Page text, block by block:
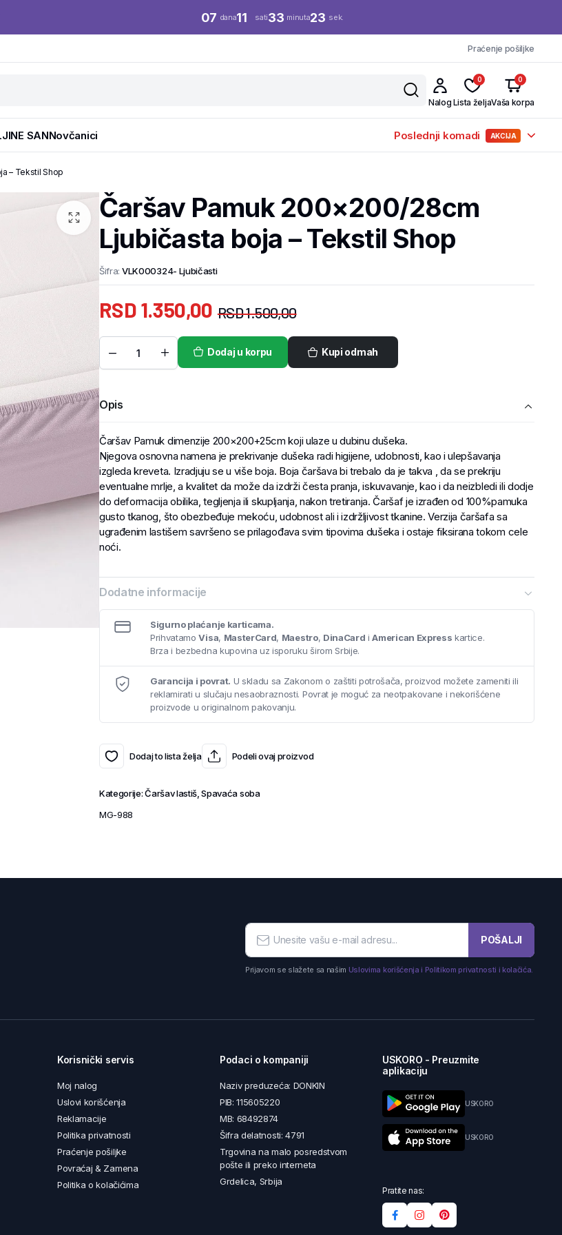
07 dana11 sati33 minuta23 sek.
Praćenje pošiljke
Nalog
0
Lista želja
0
Vaša korpa
SANNovčanici Poslednji komadi AKCIJA
– Tekstil Shop
Čaršav Pamuk 200×200/28cm
Ljubičasta boja – Tekstil Shop
Šifra: VLK000324- Ljubičasti
RSD1.500,00
RSD1.350,00
Dodaj u korpu Kupi odmah
Opis
Čaršav Pamuk dimenzije 200×200+25cm koji ulaze u dubinu dušeka.
Njegova osnovna namena je prekrivanje dušeka radi higijene, udobnosti, kao i ulepšavanja
izgleda kreveta. Izradjuju se u više boja. Boja čaršava bi trebalo da je takva , da se prekriju
eventualne mrlje, a kvalitet da može da izdrži česta pranja, iskuvavanje, kao i da neizbledi ili dodje
do deformacija obilika, tegljenja ili skupljanja, nakon tretiranja. Čaršaf je izrađen od 100%pamuka
gusto tkanog, što obezbeđuje mekoću, udobnost ali i izdržljivost tkanine. Verzija čaršafa sa
ugrađenim lastišem savršeno se prilagođava svim tipovima dušeka i ostaje fiksirana tokom cele
noći.
Dodatne informacije
Sigurno plaćanje karticama.
PrihvatamoVisa, MasterCard, Maestro, DinaCard iAmerican Express kartice.
Brza i bezbedna kupovina uz isporuku širom Srbije.
Garancija i povrat. U skladu sa Zakonom o zaštiti potrošača, proizvod možete zameniti ili
reklamirati u slučaju nesaobraznosti. Povrat je moguć za neotpakovane i nekorišćene
proizvode u originalnom pakovanju.
Dodaj to lista želja Podeli ovaj proizvod
Kategorije:Čaršav lastiš ,Spavaća soba
MG-988
POŠALJI
Prijavom se slažete sa našim Uslovima korišćenja i Politikom privatnosti i kolačića.
Korisnički servis
Moj nalog
Uslovi korišćenja
Reklamacije
Politika privatnosti
Praćenje pošiljke
Povraćaj & Zamena
Politika o kolačićima
Podaci o kompaniji
Naziv preduzeća: DONKIN
PIB: 115605220
MB: 68492874
Šifra delatnosti: 4791
Trgovina na malo posredstvom
pošte ili preko interneta
Grdelica, Srbija
USKORO - Preuzmite
aplikaciju
USKORO
USKORO
Pratite nas: